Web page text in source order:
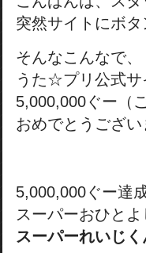
突然サイトにボ
そんなこんなで、
うた☆プリ公式サ
5,000,000ぐー（
おめでとうござい
5,000,000ぐー達
スーパーおひと
スーパーれいじ